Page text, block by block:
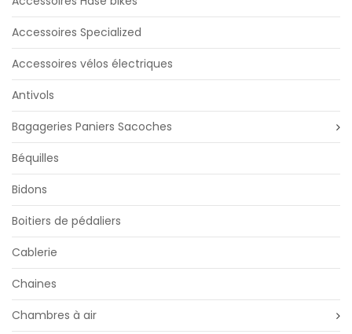
Accessoires Specialized
Accessoires vélos électriques
Antivols
Bagageries Paniers Sacoches
Béquilles
Bidons
Boitiers de pédaliers
Cablerie
Chaines
Chambres à air